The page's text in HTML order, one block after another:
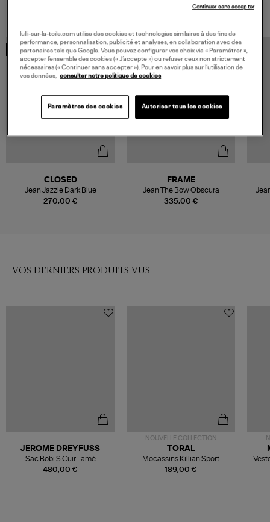
MADE IN EUROPE
270,00 €
CLOSED
Jean Jazzie Dark Blue
335,00 €
FRAME
Jean The Bow Obscura
VOS DERNIERS PRODUITS VUS
480,00 €
JEROME DREYFUSS
Sac Bobi S Cuir Lamé
Champagne
NOUVELLE COLLECTION
189,00 €
TORAL
Mocassins Killian Sport
Mousse
lulli-sur-la-toile.com utilise des cookies et technologies similaires à des fins de
performance, personnalisation, publicité et analyses, en collaboration avec des
partenaires tels que Google. Vous pouvez configurer vos choix via « Paramétrer »,
accepter l’ensemble des cookies (« J’accepte ») ou refuser ceux non strictement
nécessaires (« Continuer sans accepter »). Pour en savoir plus sur l’utilisation de
vos données, consulter notre politique de cookies
Paramètres des cookies Autoriser tous les cookies
Continuer sans accepter